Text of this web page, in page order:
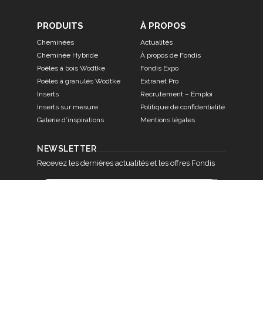
PRODUITS
Cheminées
Cheminée Hybride
Poêles à bois Wodtke
Poêles à granulés Wodtke
Inserts
Inserts sur mesure
Galerie d’inspirations
À PROPOS
Actualités
À propos de Fondis
Fondis Expo
Extranet Pro
Recrutement – Emploi
Politique de confidentialité
Mentions légales
NEWSLETTER
Recevez les dernières actualités et les offres Fondis